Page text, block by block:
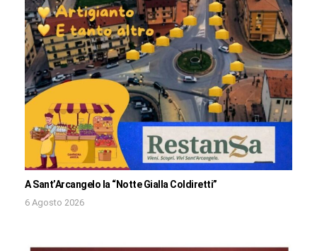
A Sant’Arcangelo la “Notte Gialla Coldiretti”
6 Agosto 2026